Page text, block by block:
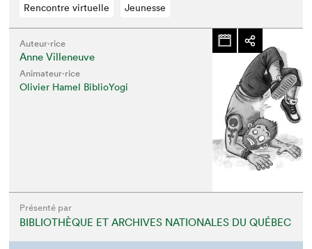
Rencontre virtuelle Jeunesse
Auteur·rice
Anne Villeneuve
Animateur⋅rice
Olivier Hamel BiblioYogi
Présenté par
BIBLIOTHÈQUE ET ARCHIVES NATIONALES DU QUÉBEC